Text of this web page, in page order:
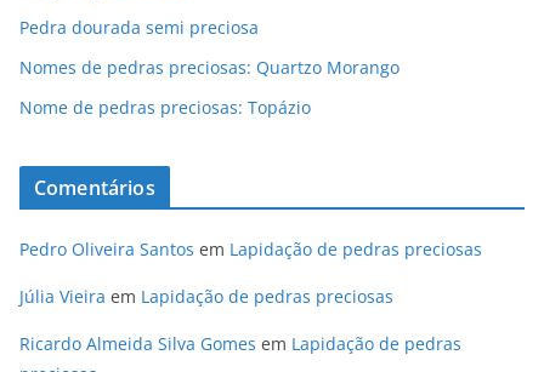
Pedra dourada semi preciosa
Nomes de pedras preciosas: Quartzo Morango
Nome de pedras preciosas: Topázio
Comentários
Pedro Oliveira Santos em Lapidação de pedras preciosas
Júlia Vieira em Lapidação de pedras preciosas
Ricardo Almeida Silva Gomes em Lapidação de pedras